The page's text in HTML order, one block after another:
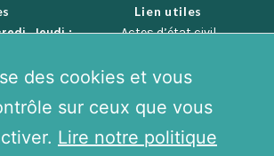
Jeudi :
12h
Lien utiles
Actes d’état civil
Démarches en ligne
Contacter le maire
Plan de la ville
Numéros d’urgence
des cookies et vous
sur ceux que vous
Lire notre politique